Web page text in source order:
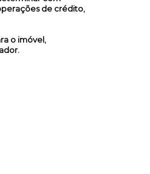
de crédito,
o imóvel,